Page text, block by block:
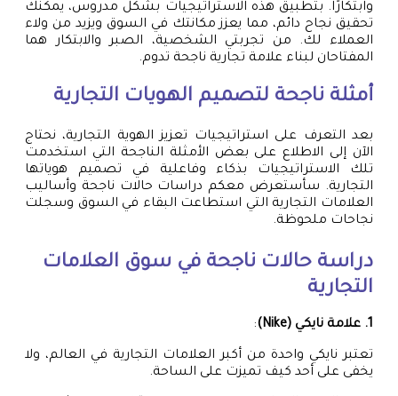
وابتكارًا. بتطبيق هذه الاستراتيجيات بشكل مدروس، يمكنك
تحقيق نجاح دائم، مما يعزز مكانتك في السوق ويزيد من ولاء
العملاء لك. من تجربتي الشخصية، الصبر والابتكار هما
المفتاحان لبناء علامة تجارية ناجحة تدوم.
أمثلة ناجحة لتصميم الهويات التجارية
بعد التعرف على استراتيجيات تعزيز الهوية التجارية، نحتاج
الآن إلى الاطلاع على بعض الأمثلة الناجحة التي استخدمت
تلك الاستراتيجيات بذكاء وفاعلية في تصميم هوياتها
التجارية. سأستعرض معكم دراسات حالات ناجحة وأساليب
العلامات التجارية التي استطاعت البقاء في السوق وسجلت
نجاحات ملحوظة.
دراسة حالات ناجحة في سوق العلامات
التجارية
1. علامة نايكي (Nike) :
تعتبر نايكي واحدة من أكبر العلامات التجارية في العالم، ولا
يخفى على أحد كيف تميزت على الساحة.